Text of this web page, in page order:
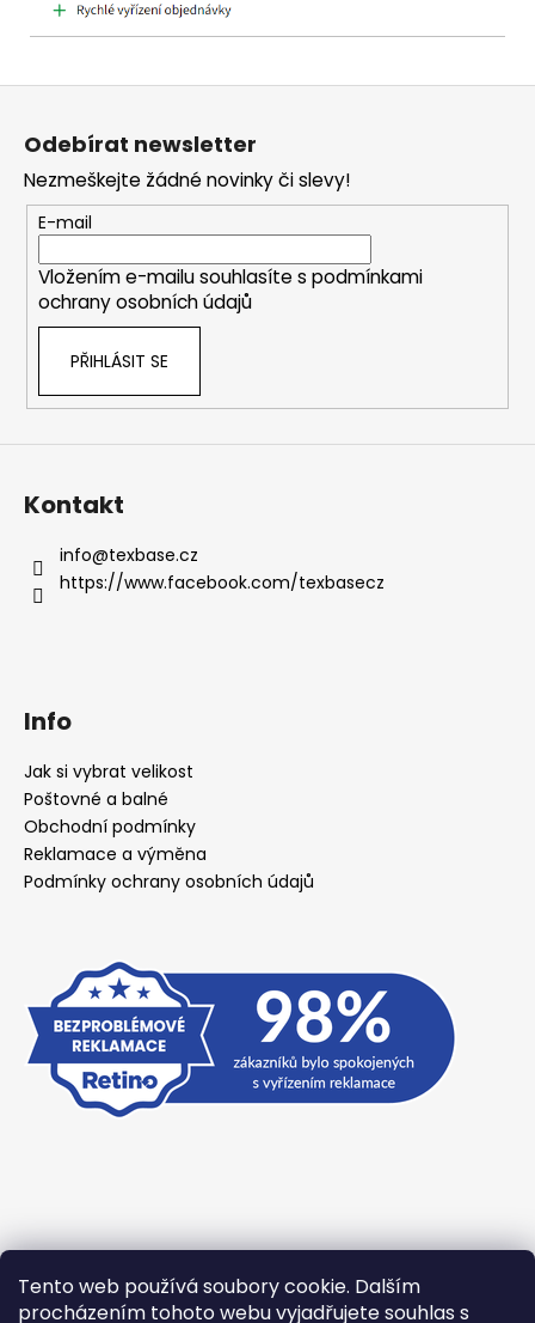
Tento web používá soubory cookie. Dalším
procházením tohoto webu vyjadřujete souhlas s
Z
Odebírat newsletter
Nezmeškejte žádné novinky či slevy!
E-mail
Vložením e-mailu souhlasíte s podmínkami
ochrany osobních údajů
PŘIHLÁSIT SE
Kontakt
info@texbase.cz
https://www.facebook.com/texbasecz
Info
Jak si vybrat velikost
Poštovné a balné
Obchodní podmínky
Reklamace a výměna
Podmínky ochrany osobních údajů
Přijímáme online platby